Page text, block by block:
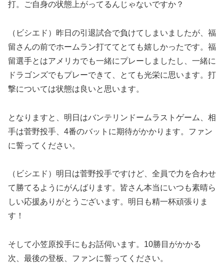
打。ご自身の状態上がってるんじゃないですか？
（ビシエド）昨日の引退試合で負けてしまいましたが、福
留さんの前でホームラン打ててとても嬉しかったです。福
留選手とはアメリカでも一緒にプレーしましたし、一緒に
ドラゴンズでもプレーできて、とても光栄に思います。打
撃については状態は良いと思います。
となりますと、明日はバンテリンドームラストゲーム、相
手は菅野投手、4番のバットに期待がかかります。ファン
に誓ってください。
（ビシエド）明日は菅野投手ですけど、全員で力を合わせ
て勝てるようにがんばります。皆さん本当にいつも素晴ら
しい応援ありがとうございます。明日も精一杯頑張りま
す！
そして小笠原投手にもお話伺います。10勝目がかかる
次、最後の登板、ファンに誓ってください。